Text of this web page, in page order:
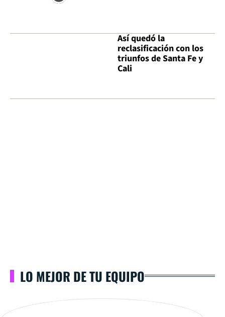
Así quedó la
reclasificación con los
triunfos de Santa Fe y
Cali
LO MEJOR DE TU EQUIPO